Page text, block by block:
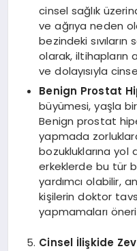
cinsel sağlık
ve ağrıya neden
bezindeki sıvıların
olarak, iltihapların
ve dolayısıyla
Benign Prostat
büyümesi, yaşla
Benign prostat
yapmada
bozukluklarına yol
erkeklerde bu tür
yardımcı olabilir,
kişilerin doktor
yapmamaları
Cinsel İlişkide